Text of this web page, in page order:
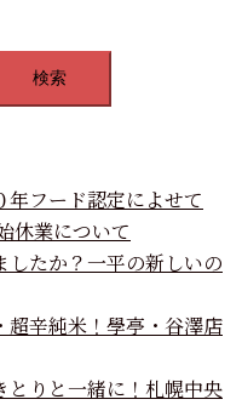
フード認定によせて
休業について
したか？一平の新しいの
超辛純米！學亭・谷澤店
とりと一緒に！札幌中央